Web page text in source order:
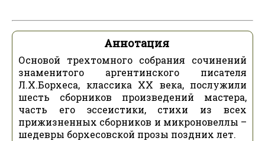
Аннотация
Основой трехтомного собрания сочинений
знаменитого аргентинского писателя
Л.Х.Борхеса, классика ХХ века, послужили
шесть сборников произведений мастера,
часть его эссеистики, стихи из всех
прижизненных сборников и микроновеллы –
шедевры борхесовской прозы поздних лет.